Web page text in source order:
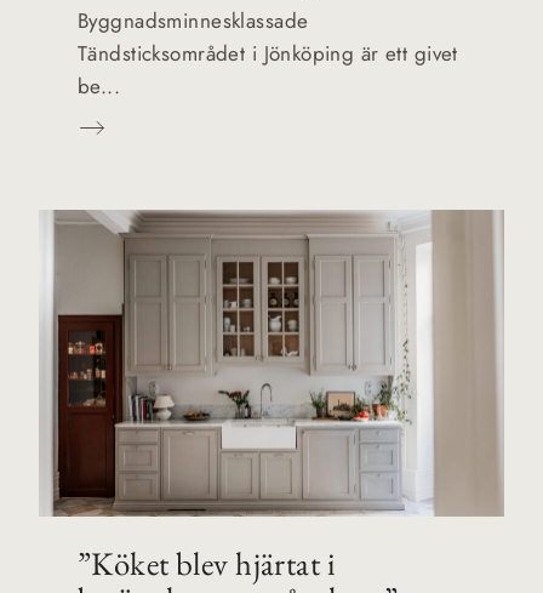
Byggnadsminnesklassade
Tändsticksområdet i Jönköping är ett givet
be...
”Köket blev hjärtat i